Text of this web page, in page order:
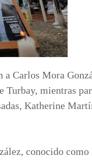
a Carlos Mora
Turbay, mientras
Katherine
conocido como